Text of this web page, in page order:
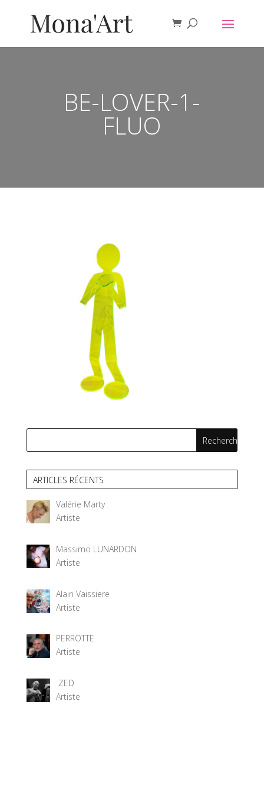
BE-LOVER-1-
FLUO
ARTICLES RÉCENTS
Valérie Marty
Artiste
Massimo LUNARDON
Artiste
Alain Vaissiere
Artiste
PERROTTE
Artiste
ZED
Artiste